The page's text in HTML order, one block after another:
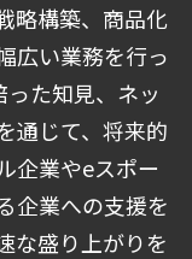
略構築、商品化
広い業務を行っ
た知見、ネッ
通じて、将来的
企業やeスポー
企業への支援を
な盛り上がりを